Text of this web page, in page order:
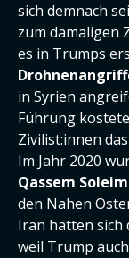
sich demnach
zum damaligen
es in Trumps
in Syrien
Führung
Zivilist:innen
Im Jahr 2020
Qassem
den Nahen
Iran hatten sich
weil Trump